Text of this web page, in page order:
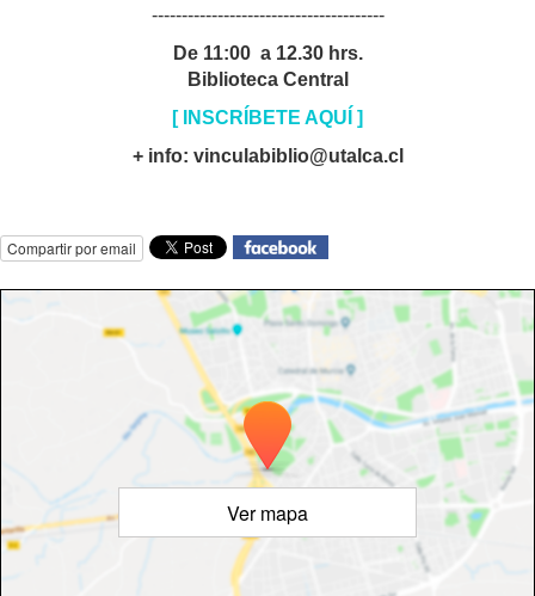
---------------------------------------
De 11:00 a 12.30 hrs.
Biblioteca Central
[ INSCRÍBETE AQUÍ ]
+ info: vinculabiblio@utalca.cl
Compartir por email
Ver mapa